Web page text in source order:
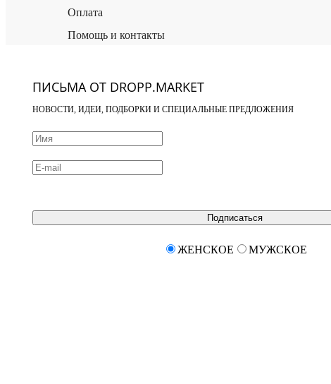
Оплата
Помощь и контакты
ПИСЬМА ОТ DROPP.MARKET
НОВОСТИ, ИДЕИ, ПОДБОРКИ И СПЕЦИАЛЬНЫЕ ПРЕДЛОЖЕНИЯ
Подписаться
ЖЕНСКОЕ МУЖСКОЕ